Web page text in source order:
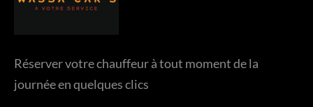
Réserver votre chauffeur à tout moment de la
journée en quelques clics